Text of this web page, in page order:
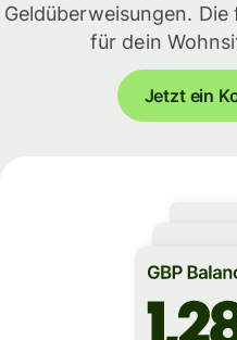
Geldüberweisungen.
für dein
Jetzt ein